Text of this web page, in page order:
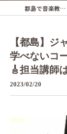
都島で音楽教室ならNAOMIミュージックスクール
【都島】ジ
学べないコ
🎸担当講師
2023/02/20